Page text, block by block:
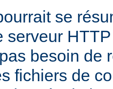
se
serveur
besoin de
fichiers de